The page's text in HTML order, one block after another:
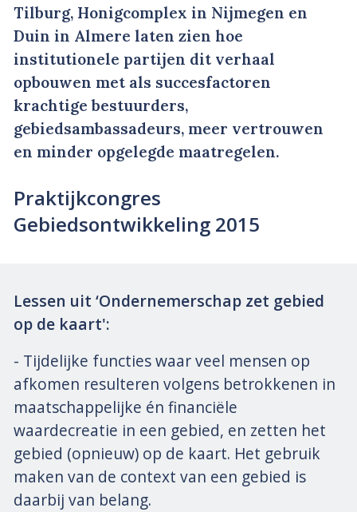
Tilburg, Honigcomplex in Nijmegen en
Duin in Almere laten zien hoe
institutionele partijen dit verhaal
opbouwen met als succesfactoren
krachtige bestuurders,
gebiedsambassadeurs, meer vertrouwen
en minder opgelegde maatregelen.
Praktijkcongres
Gebiedsontwikkeling 2015
Lessen uit ‘Ondernemerschap zet gebied
op de kaart':
- Tijdelijke functies waar veel mensen op
afkomen resulteren volgens betrokkenen in
maatschappelijke én financiële
waardecreatie in een gebied, en zetten het
gebied (opnieuw) op de kaart. Het gebruik
maken van de context van een gebied is
daarbij van belang.